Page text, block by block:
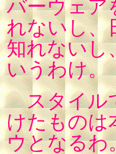
バーウェア
れないし、
知れないし
いうわけ。
スタイル
けたものは
ウとなるわ